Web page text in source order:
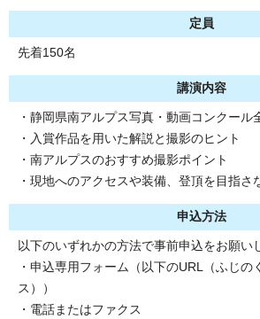
定員
先着150名
講演内容
・静岡県南アルプス写真・動画コンクール
・入賞作品を用いた解説と撮影のヒント
・南アルプスのおすすめ撮影ポイント
・現地へのアクセスや装備、登頂を目指
申込方法
以下のいずれかの方法で事前申込をお願い
・申込専用フォーム（以下のURL（ふじの
ス））
・電話またはファクス